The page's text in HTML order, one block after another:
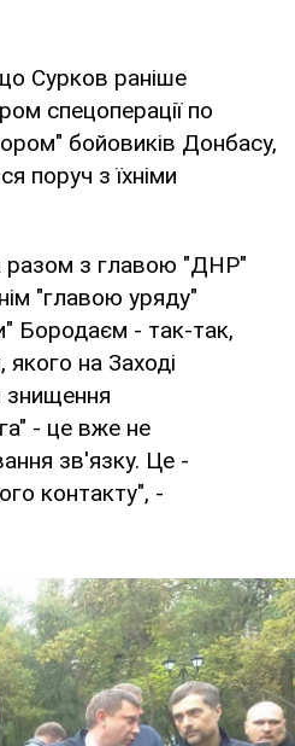
Сурков раніше
спецоперації по
бойовиків Донбасу,
поруч з їхніми
разом з главою "ДНР"
"главою уряду"
Бородаєм - так-так,
на Заході
- це вже не
зв'язку. Це -
контакту", -